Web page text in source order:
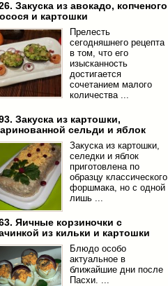
Закуска из авокадо, копченого
и картошки
Прелесть
сегодняшнего рецепта
в том, что его
изысканность
достигается
сочетанием малого
количества ...
Закуска из картошки,
сельди и яблок
Закуска из картошки,
селедки и яблок
приготовлена по
образцу классического
форшмака, но с одной
лишь ...
Яичные корзиночки с
из кильки и картошки
Блюдо особо
актуальное в
ближайшие дни после
Пасхи. ...